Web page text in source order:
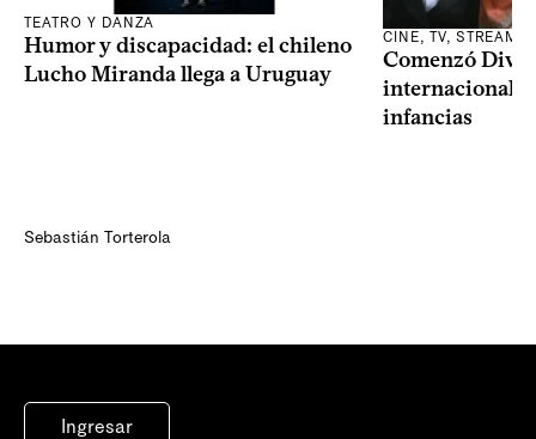
TEATRO Y DANZA
Humor y discapacidad: el chileno
Lucho Miranda llega a Uruguay
Sebastián Torterola
CINE, TV,
Comenzó
internacional
infancias
Ingresar